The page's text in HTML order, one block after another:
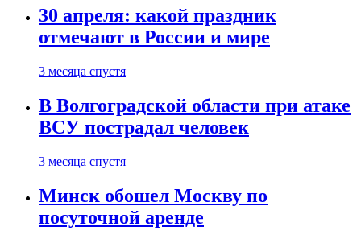
30 апреля: какой праздник
отмечают в России и мире
3 месяца спустя
В Волгоградской области при атаке
ВСУ пострадал человек
3 месяца спустя
Минск обошел Москву по
посуточной аренде